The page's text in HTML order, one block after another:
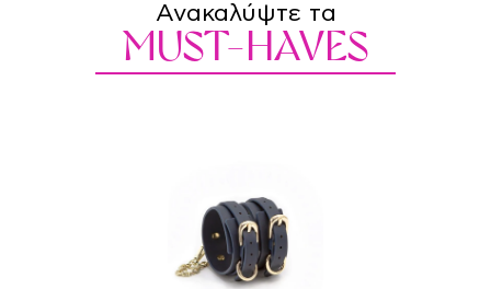
Ανακαλύψτε τα
MUST-HAVES